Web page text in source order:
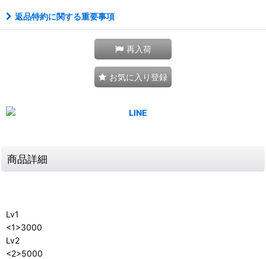
返品特約に関する重要事項
再入荷
お気に入り登録
商品詳細
Lv1
<1>3000
Lv2
<2>5000